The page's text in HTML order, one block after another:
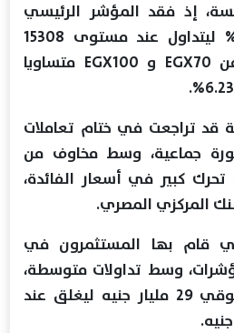
إذ فقد المؤشر الرئيسي
EGX30 أكثر من 3.9% ليتداول عند مستوى 15308
نقطة، كما هبط كلا من EGX70 و EGX100 متساويا
قد تراجعت في ختام تعاملات
جماعية، وسط مخاوف من
كبير في أسعار الفائدة،
المركزي المصري.
قام بها المستثمرون في
وسط تداولات متوسطة،
وخسر رأس المال السوقي 29 مليار جنيه ليغلق عند